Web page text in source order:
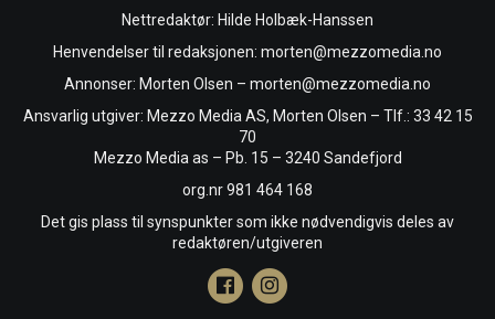
Nettredaktør: Hilde Holbæk-Hanssen
Henvendelser til redaksjonen: morten@mezzomedia.no
Annonser: Morten Olsen – morten@mezzomedia.no
Ansvarlig utgiver: Mezzo Media AS, Morten Olsen – Tlf.: 33 42 15
70
Mezzo Media as – Pb. 15 – 3240 Sandefjord
org.nr 981 464 168
Det gis plass til synspunkter som ikke nødvendigvis deles av
redaktøren/utgiveren